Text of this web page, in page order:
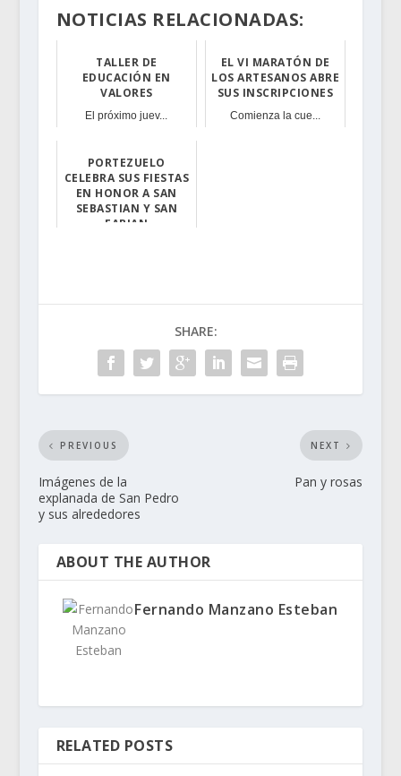
NOTICIAS RELACIONADAS:
TALLER DE
EDUCACIÓN EN
VALORES
El próximo juev...
EL VI MARATÓN DE
LOS ARTESANOS ABRE
SUS INSCRIPCIONES
Comienza la cue...
PORTEZUELO
CELEBRA SUS FIESTAS
EN HONOR A SAN
SEBASTIAN Y SAN
FABIAN
SHARE:
PREVIOUS
Imágenes de la
explanada de San Pedro
y sus alrededores
NEXT
Pan y rosas
ABOUT THE AUTHOR
Fernando Manzano Esteban
RELATED POSTS